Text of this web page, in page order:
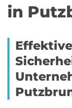
in
Effektive